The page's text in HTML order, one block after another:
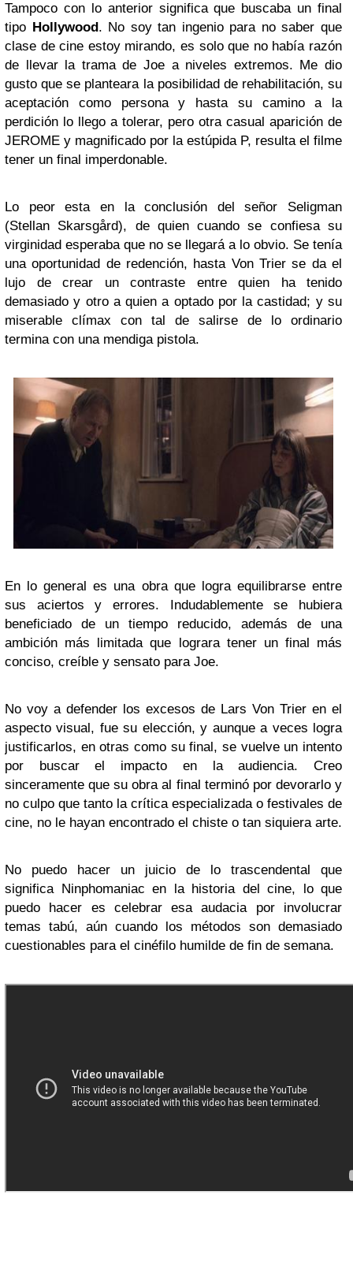
Tampoco con lo anterior significa que buscaba un final
tipo Hollywood . No soy tan ingenio para no saber que
clase de cine estoy mirando, es solo que no había razón
de llevar la trama de Joe a niveles extremos. Me dio
gusto que se planteara la posibilidad de rehabilitación, su
aceptación como persona y hasta su camino a la
perdición lo llego a tolerar, pero otra casual aparición de
JEROME y magnificado por la estúpida P, resulta el filme
tener un final imperdonable.
Lo peor esta en la conclusión del señor Seligman
(Stellan Skarsgård), de quien cuando se confiesa su
virginidad esperaba que no se llegará a lo obvio. Se tenía
una oportunidad de redención, hasta Von Trier se da el
lujo de crear un contraste entre quien ha tenido
demasiado y otro a quien a optado por la castidad; y su
miserable clímax con tal de salirse de lo ordinario
termina con una mendiga pistola.
En lo general es una obra que logra equilibrarse entre
sus aciertos y errores. Indudablemente se hubiera
beneficiado de un tiempo reducido, además de una
ambición más limitada que lograra tener un final más
conciso, creíble y sensato para Joe.
No voy a defender los excesos de Lars Von Trier en el
aspecto visual, fue su elección, y aunque a veces logra
justificarlos, en otras como su final, se vuelve un intento
por buscar el impacto en la audiencia. Creo
sinceramente que su obra al final terminó por devorarlo y
no culpo que tanto la crítica especializada o festivales de
cine, no le hayan encontrado el chiste o tan siquiera arte.
No puedo hacer un juicio de lo trascendental que
significa Ninphomaniac en la historia del cine, lo que
puedo hacer es celebrar esa audacia por involucrar
temas tabú, aún cuando los métodos son demasiado
cuestionables para el cinéfilo humilde de fin de semana.